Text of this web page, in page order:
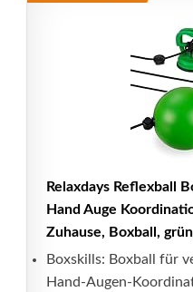
Relaxdays Reflexball
Hand Auge
Zuhause, Boxball,
Boxskills: Boxball für
Hand-Augen-